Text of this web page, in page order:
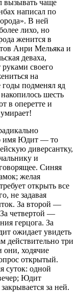
вызывать чаще
написал по
В ней
лихо, но
женится в
Анри Мельяка и
деваха,
своего
на
годы подменял яд
шесть
в оперетте и
имя Юдит — то
диверсантку,
и
Синяя
желая
открыть все
не задавая
За второй —
четвертой —
герцога. За
ожидает увидеть
действительно три
они, ходячие
открытый.
суток: одной
Юдит
за ней.